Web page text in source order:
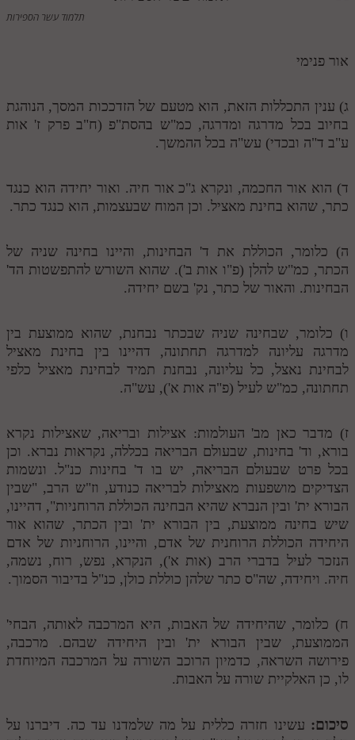
בית שער הכוונות
אודות האתר
אודות האתר
אתר הבית
דף היומי בזוהר הקדוש
תלמוד עשר הספירות
אור פנימי
ג) ענין התכללות הזאת, הוא מטעם של הזדככות המסך, הנוהגת
בחיוב בכל מדרגה ומדרגה, כמ"ש בהסת"פ (ח"ב פרק ז' אות
ע"ב ד"ה ובכדי) עש"ה בכל ההמשך.
ד) הוא אור החכמה, ונקרא ג"כ אור חיה. ואור יחידה הוא כנגד
כתר, שהוא בחינת מאציל. וכן המוח שבעצמות, הוא כנגד כתר.
ה) כלומר, הכוללת את ד' הבחינות, והיינו בחינה שניה של
הכתר, כמ"ש להלן (פ"ו אות ב'). שהוא השורש להתפשטות הד'
הבחינות. והאור של כתר, נק' בשם יחידה.
ו) כלומר, שבחינה שניה שבכתר נבחנת, שהוא ממוצעת בין
מדרגה עליונה למדרגה תחתונה, דהיינו בין בחינת מאציל
לבחינת נאצל, כל עליונה, נבחנת תמיד לבחינת מאציל כלפי
תחתונה, כמ"ש לעיל (פ"ה אות א'), עש"ה.
ז) מדבר כאן מב' העולמות: אצילות ובריאה, שאצילות נקרא
בורא, וד' בחינות, שבעולם הבריאה בכללה, נקראות נברא. וכן
בכל פרט שבעולם הבריאה, יש בו ד' בחינות כנ"ל. ונשמות
הצדיקים מושפעות מאצילות לבריאה כנודע, וז"ש הרב, "שבין
הבורא ית' ובין הנברא שהיא הבחינה הכוללת הרוחניות", דהיינו,
שיש בחינה ממוצעת, בין הבורא ית' ובין הכתר, שהוא אור
היחידה הכוללת הרוחנית של אדם, והיינו, הרוחניות של אדם
הנזכר לעיל בדברי הרב (אות א'), הנקרא, נפש, רוח, נשמה,
חיה. ויחידה, שה"ס כתר שלהן כוללת כולן, כנ"ל בדיבור הסמוך.
ח) כלומר, שהיחידה של האבות, היא המרכבה לאותה, הבחי'
הממוצעת, שבין הבורא ית' ובין היחידה שבהם. מרכבה,
פירושה השראה, כדמיון הרוכב השורה על המרכבה המיוחדת
לו, כן האלקיית שורה על האבות.
סיכום: עשינו חזרה כללית על מה שלמדנו עד כה. דיברנו על